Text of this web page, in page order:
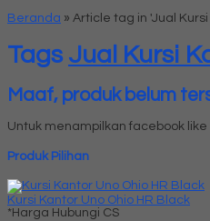
Beranda » Article tag in 'Jual
Tags Jual Kursi
Maaf, produk belum
Untuk menampilkan facebook
Produk Pilihan
Kursi Kantor Uno Ohio HR Black
*Harga Hubungi CS